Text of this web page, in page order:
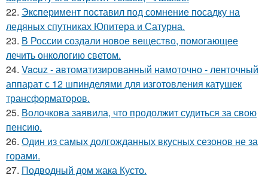
22. Эксперимент поставил под сомнение посадку на
ледяных спутниках Юпитера и Сатурна.
23. В России создали новое вещество, помогающее
лечить онкологию светом.
24. Vacuz - автоматизированный намоточно - ленточный
аппарат с 12 шпинделями для изготовления катушек
трансформаторов.
25. Волочкова заявила, что продолжит судиться за свою
пенсию.
26. Один из самых долгожданных вкусных сезонов не за
горами.
27. Подводный дом жака Кусто.